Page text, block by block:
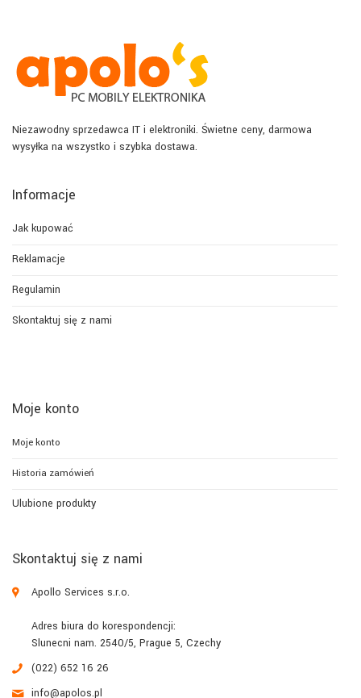
Niezawodny sprzedawca IT i elektroniki. Świetne ceny, darmowa
wysyłka na wszystko i szybka dostawa.
Informacje
Jak kupować
Reklamacje
Regulamin
Skontaktuj się z nami
Moje konto
Moje konto
Historia zamówień
Ulubione produkty
Skontaktuj się z nami
Apollo Services s.r.o.
Adres biura do korespondencji:
Slunecni nam. 2540/5, Prague 5, Czechy
(022) 652 16 26
info@apolos.pl